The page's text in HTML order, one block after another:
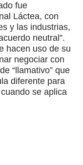
fue
Láctea, con
y las industrias,
neutral”.
hacen uso de su
negociar con
“llamativo” que
diferente para
se aplica